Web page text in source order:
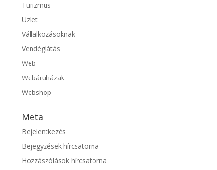
Turizmus
Üzlet
Vállalkozásoknak
Vendéglátás
Web
Webáruházak
Webshop
Meta
Bejelentkezés
Bejegyzések hírcsatorna
Hozzászólások hírcsatorna